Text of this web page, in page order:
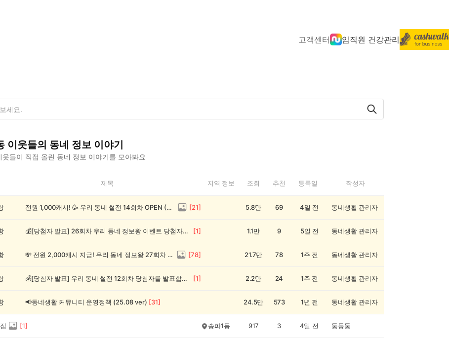
고객센터 임직원 건강관리
이웃들의 동네 정보 이야기
웃들이 직접 올린 동네 정보 이야기를 모아봐요
제목 지역 정보 조회 추천 등록일 작성자
전원 1,000캐시! 🥳 우리 동네 썰전 14회차 OPEN (~8/17) [21] 5.8만 69 4일 전 동네생활 관리자
💰[당첨자 발표] 26회차 우리 동네 정보왕 이벤트 당첨자를 발표합니다! [1] 1.1만 9 5일 전 동네생활 관리자
💸 전원 2,000캐시 지급! 우리 동네 정보왕 27회차 (~8/10) [78] 21.7만 78 1주 전 동네생활 관리자
💰[당첨자 발표] 우리 동네 썰전 12회차 당첨자를 발표합니다! [1] 2.2만 24 1주 전 동네생활 관리자
📢동네생활 커뮤니티 운영정책 (25.08 ver) [31] 24.5만 573 1년 전 동네생활 관리자
[1] 송파1동 917 3 4일 전 둥둥둥